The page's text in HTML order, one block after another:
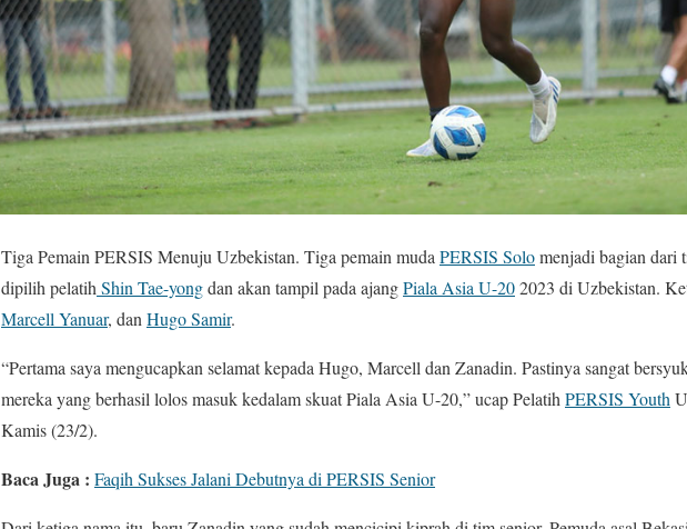
Tiga Pemain PERSIS Menuju Uzbekistan. Tiga pemain mudaPERSIS Solomenjadi bagian dari
dipilih pelatihShin Tae-yongdan akan tampil pada ajangPiala Asia U-202023 di Uzbekistan.
Marcell Yanuar, danHugo Samir.
“Pertama saya mengucapkan selamat kepada Hugo, Marcell dan Zanadin. Pastinya sangat
mereka yang berhasil lolos masuk kedalam skuat Piala Asia U-20,” ucap PelatihPERSIS Youth
Kamis (23/2).
Baca Juga : Faqih Sukses Jalani Debutnya di PERSIS Senior